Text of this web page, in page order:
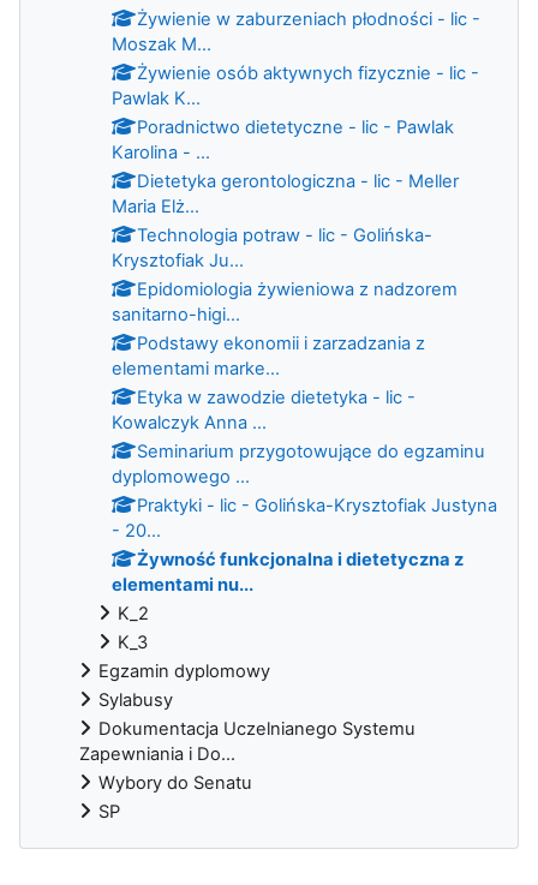
Żywienie w zaburzeniach płodności - lic -
Moszak M...
Żywienie osób aktywnych fizycznie - lic -
Pawlak K...
Poradnictwo dietetyczne - lic - Pawlak
Karolina - ...
Dietetyka gerontologiczna - lic - Meller
Maria Elż...
Technologia potraw - lic - Golińska-
Krysztofiak Ju...
Epidomiologia żywieniowa z nadzorem
sanitarno-higi...
Podstawy ekonomii i zarzadzania z
elementami marke...
Etyka w zawodzie dietetyka - lic -
Kowalczyk Anna ...
Seminarium przygotowujące do egzaminu
dyplomowego ...
Praktyki - lic - Golińska-Krysztofiak Justyna
- 20...
Żywność funkcjonalna i dietetyczna z
elementami nu...
K_2
K_3
Egzamin dyplomowy
Sylabusy
Dokumentacja Uczelnianego Systemu
Zapewniania i Do...
Wybory do Senatu
SP